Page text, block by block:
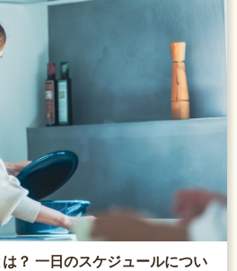
？ 一日のスケジュールについ